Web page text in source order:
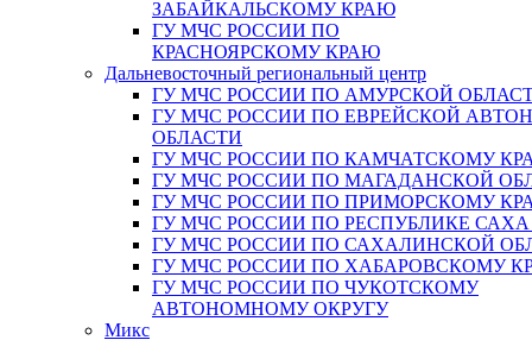
ЗАБАЙКАЛЬСКОМУ КРАЮ
ГУ МЧС РОССИИ ПО
КРАСНОЯРСКОМУ КРАЮ
Дальневосточный региональный центр
ГУ МЧС РОССИИ ПО АМУРСКОЙ
ГУ МЧС РОССИИ ПО ЕВРЕЙСКОЙ
ОБЛАСТИ
ГУ МЧС РОССИИ ПО КАМЧАТСКОМУ
ГУ МЧС РОССИИ ПО МАГАДАНСКОЙ
ГУ МЧС РОССИИ ПО ПРИМОРСКОМУ
ГУ МЧС РОССИИ ПО РЕСПУБЛИКЕ
ГУ МЧС РОССИИ ПО САХАЛИНСКОЙ
ГУ МЧС РОССИИ ПО ХАБАРОВСКОМУ
ГУ МЧС РОССИИ ПО ЧУКОТСКОМУ
АВТОНОМНОМУ ОКРУГУ
Микс